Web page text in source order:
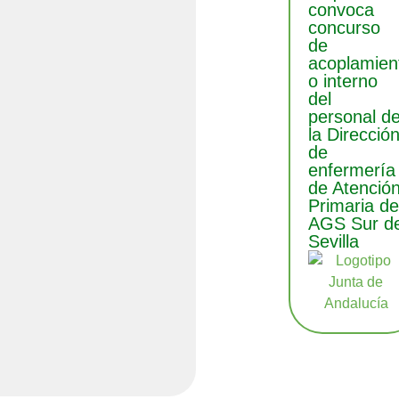
convoca
concurso
de
o interno
del
personal
la Dirección
de
enfermería
de Atención
Primaria del
AGS Sur
Sevilla